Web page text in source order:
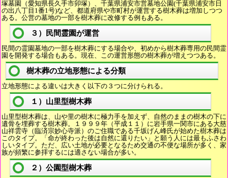
塚墓園（愛知県長久手市卯塚）、千葉県浦安市営墓地公園(千葉県浦安市日
の出八丁目1番1号)など、都道府県や市町村が運営する樹木葬は増加しつつ
ある。公営の墓地の一部を樹木葬に改修する例もある。
３）民間霊園が運営
民間の霊園墓地の一部を樹木葬にする場合や、初めから樹木葬専用の民間霊
園を開発する場合もある。現在、この運営形態の樹木葬が増えつつある。
樹木葬の立地形態による分類
立地形態による違いは大きく以下の３つに分けられる。
１）山里型樹木葬
山里型樹木葬は、山や里の樹木に極力手を加えず、自然のままの樹木の下に
遺骨を埋葬する樹木葬。１９９９年（平成１１）に岩手県一関市にある大慈
山祥雲寺（臨済宗妙心寺派）のご住職である千坂げん峰氏が始めた樹木葬は
このタイプ。「命が終わった後は自然に還りたい」と願う人には最もふさわ
しいタイプ。ただ、広い土地が必要となるため交通の不便な場所が多く、家
族が頻繁に参拝するには適さない場合が多い。
２）公園型樹木葬